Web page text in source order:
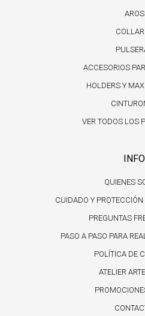
AROS
ACCESORIOS
HOLDERS Y
VER TODOS LOS
INFO
QUIENES
CUIDADO Y
PREGUNTAS
PASO A PASO PARA
POLÍTICA DE
ATELIER